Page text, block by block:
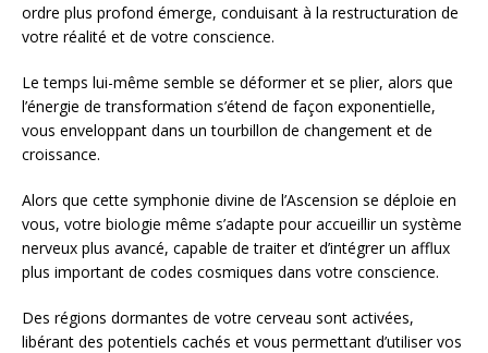
ordre plus profond émerge, conduisant à la restructuration de
votre réalité et de votre conscience.
Le temps lui-même semble se déformer et se plier, alors que
l’énergie de transformation s’étend de façon exponentielle,
vous enveloppant dans un tourbillon de changement et de
croissance.
Alors que cette symphonie divine de l’Ascension se déploie en
vous, votre biologie même s’adapte pour accueillir un système
nerveux plus avancé, capable de traiter et d’intégrer un afflux
plus important de codes cosmiques dans votre conscience.
Des régions dormantes de votre cerveau sont activées,
libérant des potentiels cachés et vous permettant d’utiliser vos